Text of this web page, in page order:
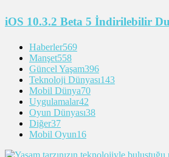
iOS 10.3.2 Beta 5 İndirilebilir
Haberler569
Manşet558
Güncel Yaşam396
Teknoloji Dünyası143
Mobil Dünya70
Uygulamalar42
Oyun Dünyası38
Diğer37
Mobil Oyun16